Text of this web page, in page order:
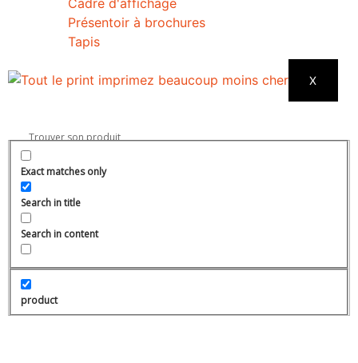
Cadre d'affichage
Présentoir à brochures
Tapis
X
Exact matches only
Search in title
Search in content
product